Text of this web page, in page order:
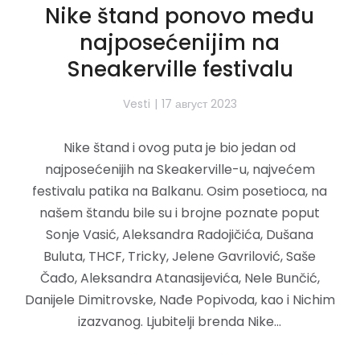
Nike štand ponovo među
najposećenijim na
Sneakerville festivalu
Vesti 17 август 2023
Nike štand i ovog puta je bio jedan od
najposećenijih na Skeakerville-u, najvećem
festivalu patika na Balkanu. Osim posetioca, na
našem štandu bile su i brojne poznate poput
Sonje Vasić, Aleksandra Radojičića, Dušana
Buluta, THCF, Tricky, Jelene Gavrilović, Saše
Čađo, Aleksandra Atanasijevića, Nele Bunčić,
Danijele Dimitrovske, Nađe Popivoda, kao i Nichim
izazvanog. Ljubitelji brenda Nike…